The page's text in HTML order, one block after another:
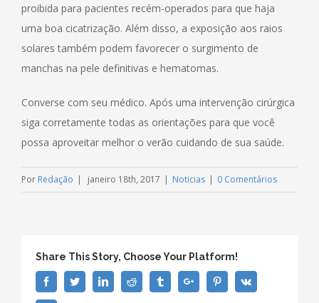
proibida para pacientes recém-operados para que haja
uma boa cicatrização. Além disso, a exposição aos raios
solares também podem favorecer o surgimento de
manchas na pele definitivas e hematomas.
Converse com seu médico. Após uma intervenção cirúrgica
siga corretamente todas as orientações para que você
possa aproveitar melhor o verão cuidando de sua saúde.
Por Redação | janeiro 18th, 2017 | Noticias | 0 Comentários
Share This Story, Choose Your Platform!
FacebookTwitterLinkedinReddit TumblrGoogle+ PinterestVk